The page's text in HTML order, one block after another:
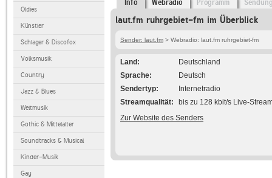
Oldies
Künstler
Schlager & Discofox
Volksmusik
Country
Jazz & Blues
Weltmusik
Gothic & Mittelalter
Soundtracks & Musical
Kinder-Musik
Gay
Info Webradio Programm
laut.fm ruhrgebiet-fm im Überblick
Sender: laut.fm > Webradio: laut.fm ruhrgebiet-fm
Land
Deutschland
Sprache
Deutsch
Sendertyp
Internetradio
Streamqualität
bis zu 128 kbit/s Live-
Zur Website des Senders